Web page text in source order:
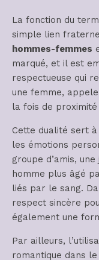
La fonction du
simple lien
hommes-femmes
marqué, et il est
respectueuse qui
une femme,
la fois de
Cette dualité sert
les émotions
groupe d’amis,
homme plus âgé
liés par le sang.
respect sincère
également une
Par ailleurs,
romantique dans